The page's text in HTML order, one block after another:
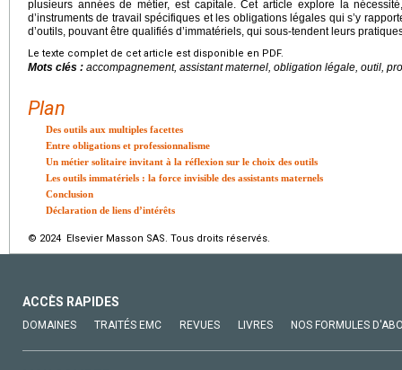
plusieurs années de métier, est capitale. Cet article explore la
d’instruments de travail spécifiques et les obligations légales qui s’y
d’outils, pouvant être qualifiés d’immatériels, qui sous-tendent leurs
Le texte complet de cet article est disponible en PDF.
Mots clés : accompagnement, assistant maternel, obligation légale, outil,
Plan
Des outils aux multiples facettes
Entre obligations et professionnalisme
Un métier solitaire invitant à la réflexion sur le choix des outils
Les outils immatériels : la force invisible des assistants maternels
Conclusion
Déclaration de liens d’intérêts
© 2024 Elsevier Masson SAS. Tous droits réservés.
ACCÈS RAPIDES
DOMAINES TRAITÉS EMC REVUES LIVRES NOS FORMULES